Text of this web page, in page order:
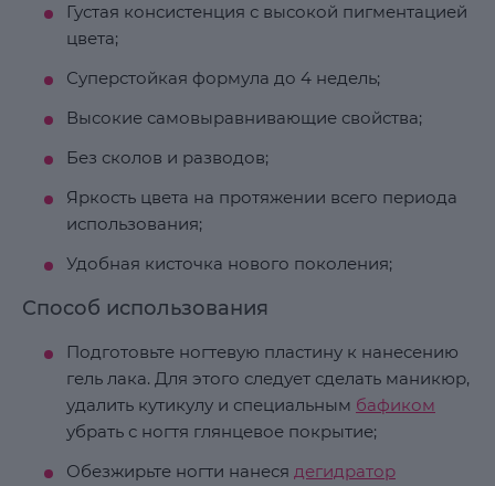
Густая консистенция с высокой пигментацией
цвета;
Суперстойкая формула до 4 недель;
Высокие самовыравнивающие свойства;
Без сколов и разводов;
Яркость цвета на протяжении всего периода
использования;
Удобная кисточка нового поколения;
Способ использования
Подготовьте ногтевую пластину к нанесению
гель лака. Для этого следует сделать маникюр,
удалить кутикулу и специальным бафиком
убрать с ногтя глянцевое покрытие;
Обезжирьте ногти нанеся дегидратор